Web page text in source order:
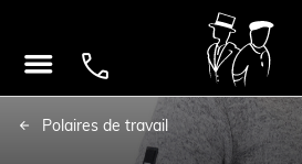
 
Polaires de travail